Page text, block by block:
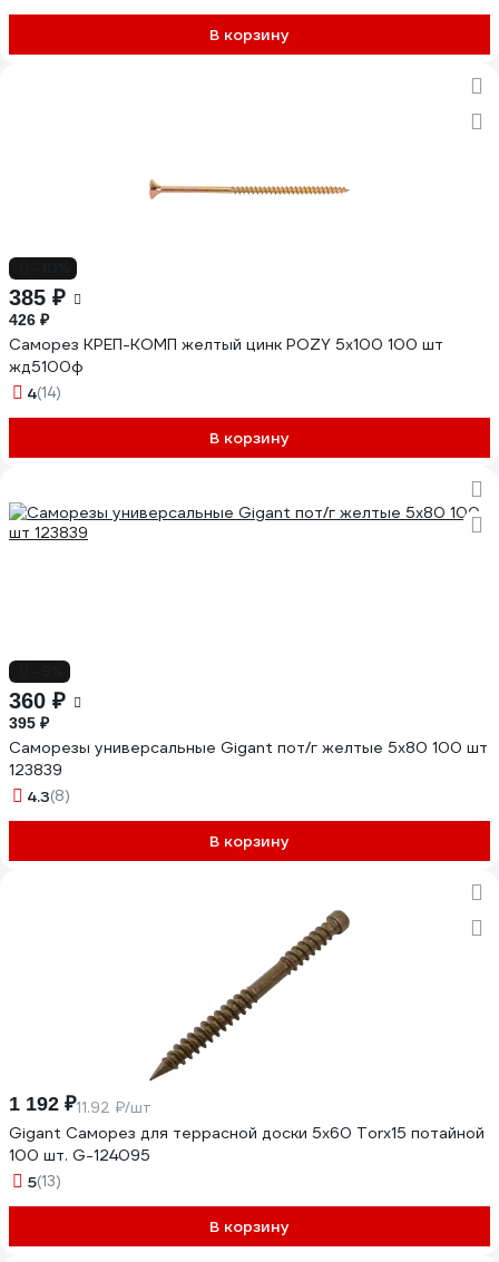
В корзину
385 ₽
426 ₽
Саморез КРЕП-КОМП желтый цинк POZY 5х100 100 шт
жд5100ф
4(14)
В корзину
360 ₽
395 ₽
Саморезы универсальные Gigant пот/г желтые 5x80 100 шт
123839
4.3(8)
В корзину
1 192 ₽11.92 ₽/шт
Gigant Саморез для террасной доски 5х60 Torx15 потайной
100 шт. G-124095
5(13)
В корзину